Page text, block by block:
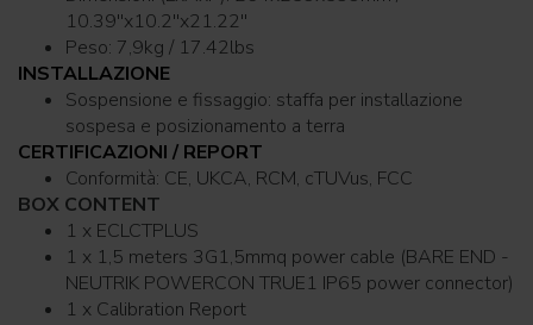
10.39''x10.2''x21.22''
Peso: 7,9kg / 17.42lbs
INSTALLAZIONE
Sospensione e fissaggio: staffa per installazione
sospesa e posizionamento a terra
CERTIFICAZIONI / REPORT
Conformità: CE, UKCA, RCM, cTUVus, FCC
BOX CONTENT
1 x ECLCTPLUS
1 x 1,5 meters 3G1,5mmq power cable (BARE END -
NEUTRIK POWERCON TRUE1 IP65 power connector)
1 x Calibration Report